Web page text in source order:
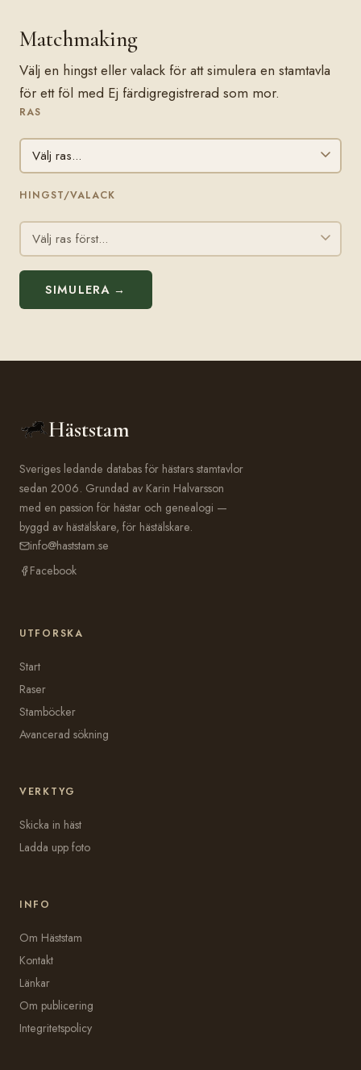
Matchmaking
Välj en hingst eller valack för att simulera en stamtavla
för ett föl med Ej färdigregistrerad som mor.
RAS
HINGST/VALACK
SIMULERA →
Häststam
Sveriges ledande databas för hästars stamtavlor
sedan 2006. Grundad av Karin Halvarsson
med en passion för hästar och genealogi —
byggd av hästälskare, för hästälskare.
info@haststam.se
Facebook
UTFORSKA
Start
Raser
Stamböcker
Avancerad sökning
VERKTYG
Skicka in häst
Ladda upp foto
INFO
Om Häststam
Kontakt
Länkar
Om publicering
Integritetspolicy